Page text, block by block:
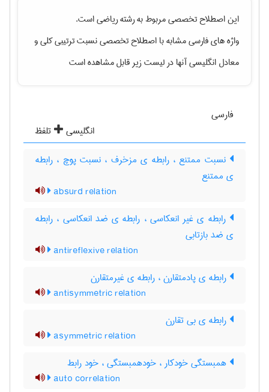
این اصطلاح تخصصی مربوط به رشتهرياضیاست.
واژه های فارسی مشابه با اصطلاح تخصصینسبت ترتیبی کلیو
معادل انگلیسی آنها در لیست زیر قابل مشاهده است
فارسی
انگلیسی
تلفظ
نسبت ممتنع ، رابطه ی مزخرف ، نسبت پوچ ، رابطه
ی ممتنع
absurd relation
رابطه ی غیر انعکاسی ، رابطه ی ضد انعکاسی ، رابطه
ی ضد بازتابی
antireflexive relation
رابطه ی پادمتقارن ، رابطه ی غیرمتقارن
antisymmetric relation
رابطه ی بی تقارن
asymmetric relation
همبستگی خودکار ، خودهمبستگی ، خود رابط
auto correlation